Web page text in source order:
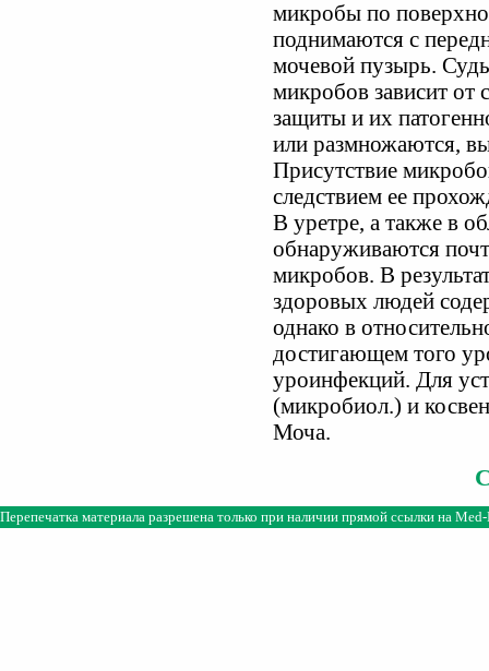
микробы по
поднимаются с
мочевой пузырь.
микробов зависит от
защиты и их
или размножаются,
Присутствие
следствием ее
В уретре, а также в
обнаруживаются
микробов. В
здоровых людей
однако в
достигающем того
уроинфекций. Для
(микробиол.) и
Моча.
Перепечатка материала разрешена только при наличии прямой ссылки на